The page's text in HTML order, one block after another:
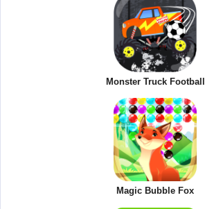
Monster Truck Football
Magic Bubble Fox